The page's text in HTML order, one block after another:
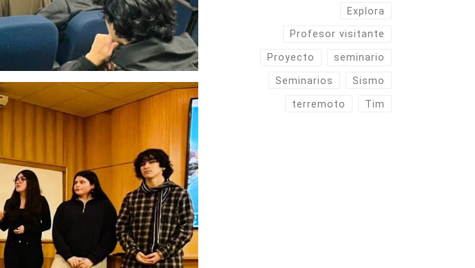
Explora
Profesor visitante
Proyecto seminario
Seminarios Sismo
terremoto Tim